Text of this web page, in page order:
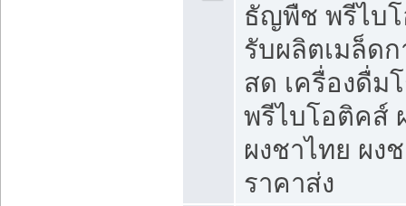
ธัญพืช พรีไบ
รับผลิตเมล็ด
สด เครื่องดื่ม
พรีไบโอติคส์
ผงชาไทย ผง
ราคาส่ง